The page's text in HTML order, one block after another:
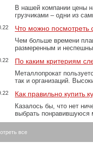
В нашей компании цены
грузчиками – одни из
Что можно посмотреть
Чем больше времени
размеренным и
По каким критериям
Металлопрокат
так и организаций.
Как правильно купить
Казалось бы, что нет
выбрать
все